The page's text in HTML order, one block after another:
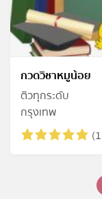
กวดวิชาหมูน้อย
ติวทุกระดับ
กรุงเทพ